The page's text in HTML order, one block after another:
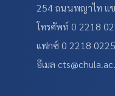
254 ถนนพญาไท แข
โทรศัพท์ 0 2218
แฟกซ์ 0 2218 0225
อีเมล